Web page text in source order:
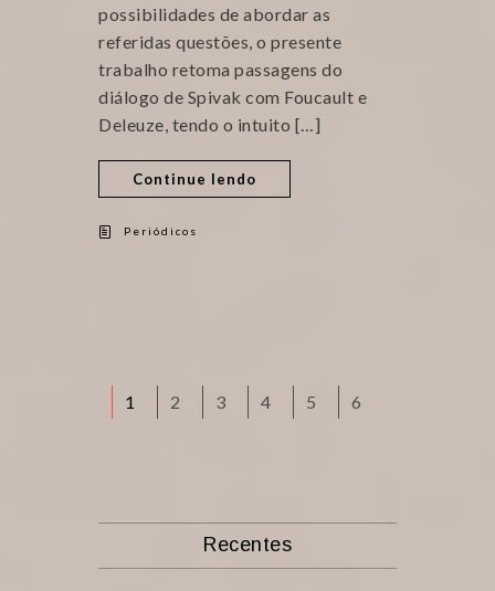
possibilidades de abordar as
referidas questões, o presente
trabalho retoma passagens do
diálogo de Spivak com Foucault e
Deleuze, tendo o intuito […]
Continue lendo
Periódicos
1 2 3 4 5 6
Recentes